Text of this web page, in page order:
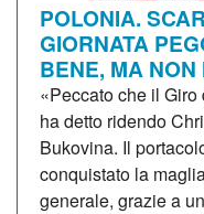
POLONIA.
GIORNATA
BENE, MA
«Peccato che il
ha detto ridendo
Bukovina. Il
conquistato la
generale, grazie a